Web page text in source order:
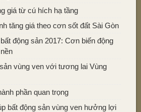
giá từ cú hích hạ tầng
tăng giá theo cơn sốt đất Sài Gòn
động sản 2017: Cơn biến động
vùng ven với tương lai Vùng
phần quan trọng
bất động sản vùng ven hưởng lợi